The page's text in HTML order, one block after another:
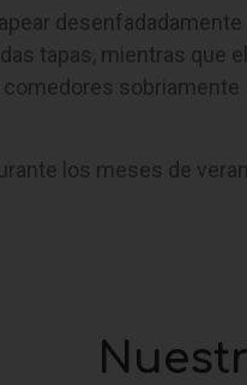
desenfadadamente
tapas, mientras que el
sobriamente
los meses de